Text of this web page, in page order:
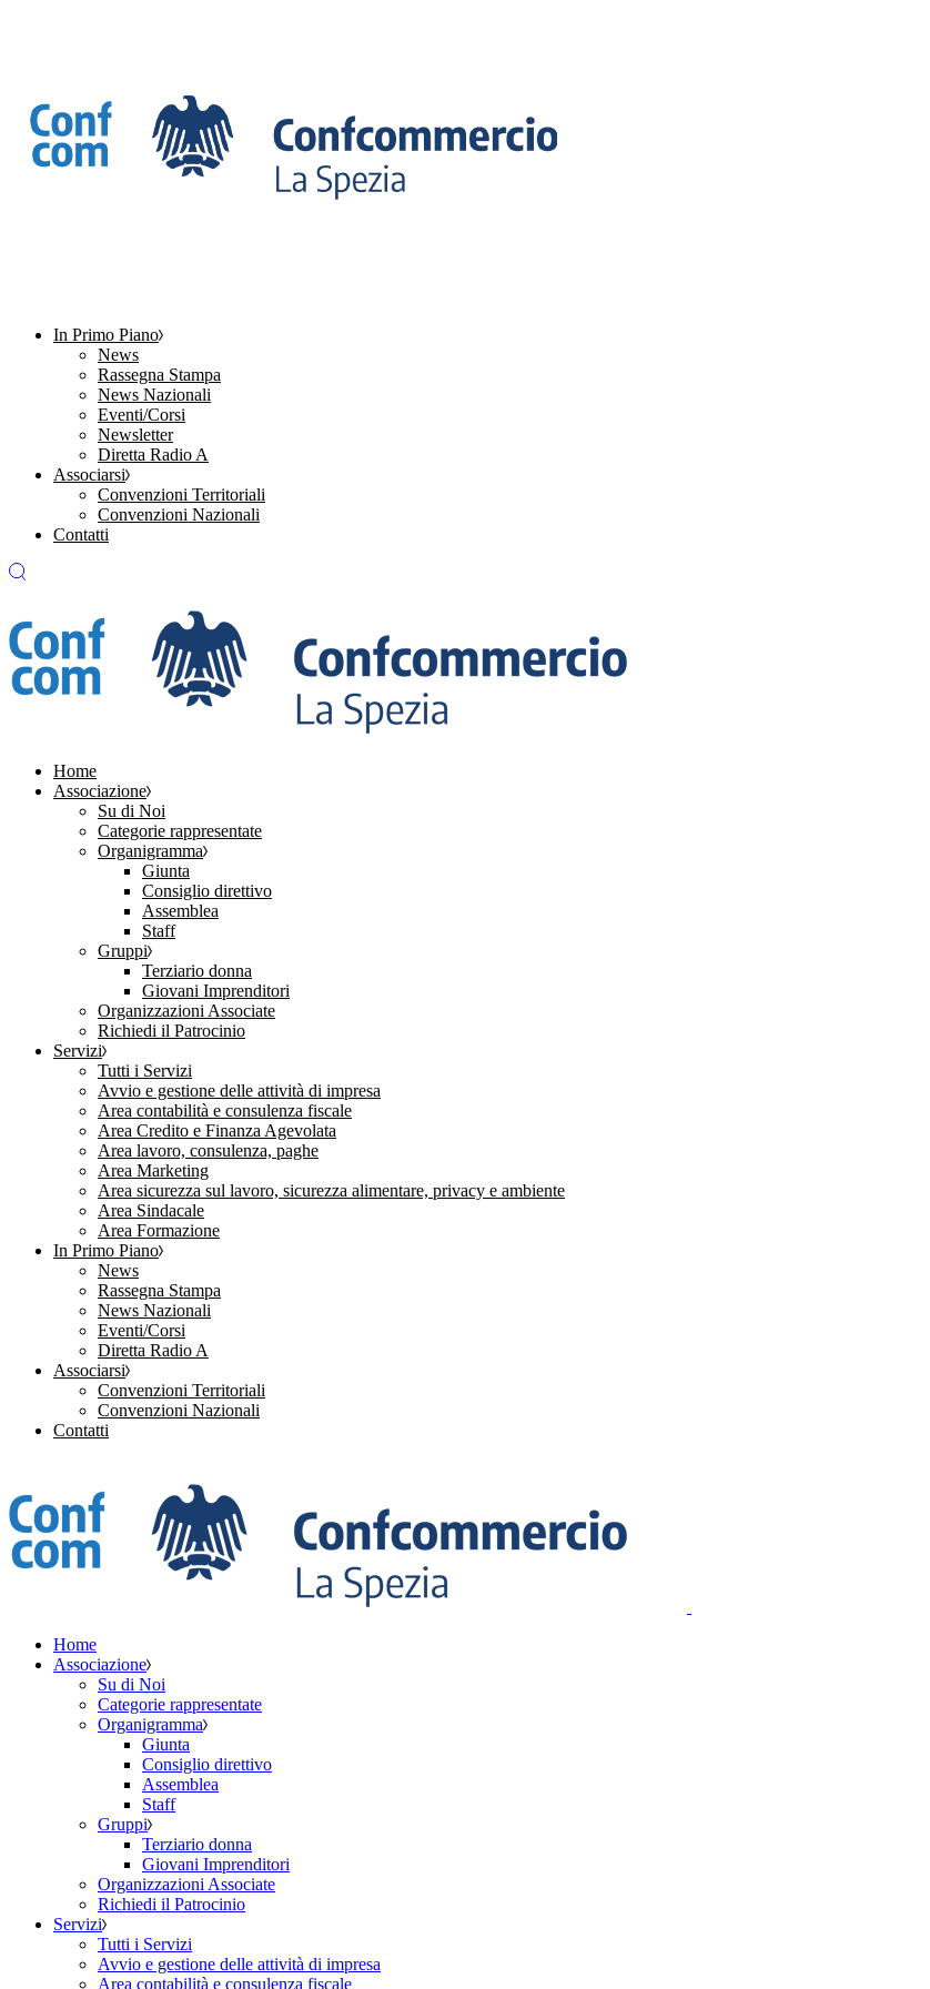
In Primo Piano
News
Rassegna Stampa
News Nazionali
Eventi/Corsi
Newsletter
Diretta Radio A
Associarsi
Convenzioni Territoriali
Convenzioni Nazionali
Contatti
Home
Associazione
Su di Noi
Categorie rappresentate
Organigramma
Giunta
Consiglio direttivo
Assemblea
Staff
Gruppi
Terziario donna
Giovani Imprenditori
Organizzazioni Associate
Richiedi il Patrocinio
Servizi
Tutti i Servizi
Avvio e gestione delle attività di impresa
Area contabilità e consulenza fiscale
Area Credito e Finanza Agevolata
Area lavoro, consulenza, paghe
Area Marketing
Area sicurezza sul lavoro, sicurezza alimentare, privacy e ambiente
Area Sindacale
Area Formazione
In Primo Piano
News
Rassegna Stampa
News Nazionali
Eventi/Corsi
Diretta Radio A
Associarsi
Convenzioni Territoriali
Convenzioni Nazionali
Contatti
Home
Associazione
Su di Noi
Categorie rappresentate
Organigramma
Giunta
Consiglio direttivo
Assemblea
Staff
Gruppi
Terziario donna
Giovani Imprenditori
Organizzazioni Associate
Richiedi il Patrocinio
Servizi
Tutti i Servizi
Avvio e gestione delle attività di impresa
Area contabilità e consulenza fiscale